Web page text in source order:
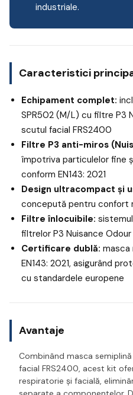
industriale.
Caracteristici
Echipament complet:
SPR502 (M/L) cu filtre P3
scutul facial FRS2400
Filtre P3 anti-miros
împotriva particulelor fine
conform EN143: 2021
Design ultracompact și
concepută pentru confort
Filtre înlocuibile:
filtrelor P3 Nuisance
Certificare dublă: masca
EN143: 2021, asigurând
cu standardele europene
Avantaje
Combinând masca
facial FRS2400, acest kit
respiratorie și facială,